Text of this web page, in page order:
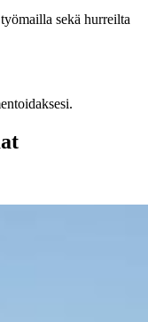
sekä hurreilta